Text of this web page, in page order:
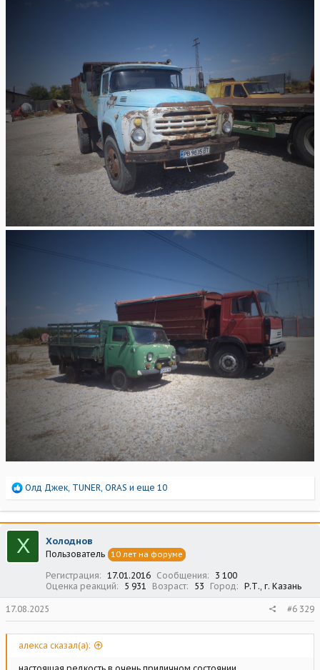
Р
а
к
ц
и
и
Олд Джек TUNER ORAS и еще 10
Х Холоднов
Пользователь 10 лет на форуме
Регистрация 17.01.2016 Сообщения
3 100
Оценка реакций
5 931 Возраст 53 Город Р.Т., г. Казань
17.08.2025 #6 329
алекса сказал(а):